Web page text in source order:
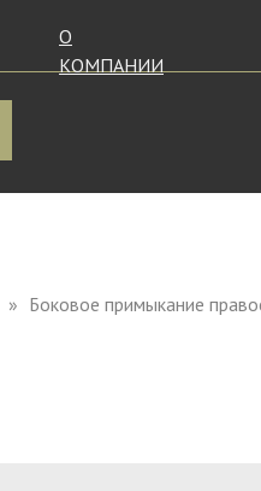
О
КОМПАНИИ
Боковое примыкание